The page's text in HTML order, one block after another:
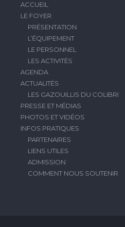
ACCUEIL
LE FOYER
PRÉSENTATION
L’ÉQUIPEMENT
LE PERSONNEL
LES ACTIVITÉS
AGENDA
ACTUALITÉS
LES GAZOUILLIS DU COLIBRI
PRESSE ET MÉDIAS
PHOTOS ET VIDÉOS
INFOS PRATIQUES
PARTENAIRES
LIENS UTILES
ADMISSION
COMMENT NOUS SOUTENIR